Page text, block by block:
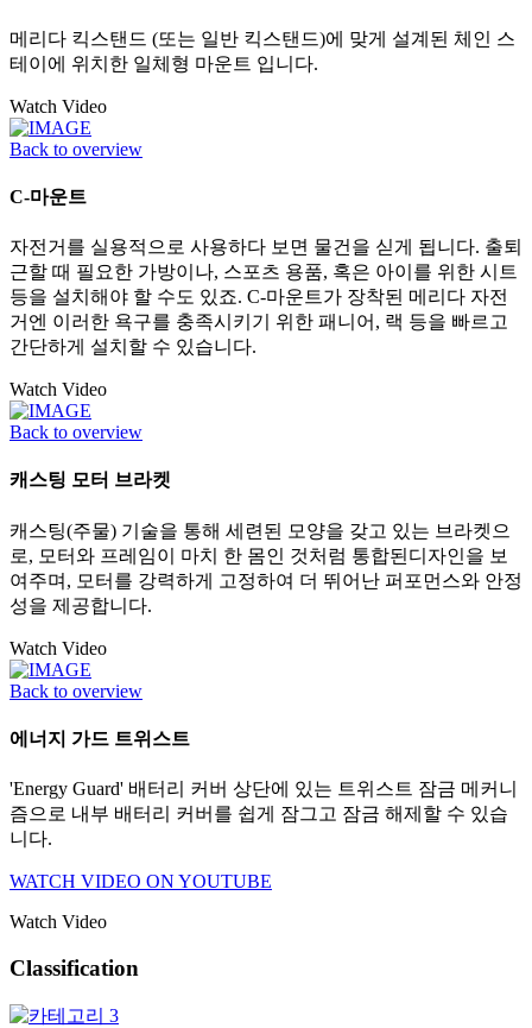
메리다 킥스탠드 (또는 일반 킥스탠드)에 맞게 설계된 체인 스
테이에 위치한 일체형 마운트 입니다.
Watch Video
Back to overview
C-마운트
자전거를 실용적으로 사용하다 보면 물건을 싣게 됩니다. 출퇴
근할 때 필요한 가방이나, 스포츠 용품, 혹은 아이를 위한 시트
등을 설치해야 할 수도 있죠. C-마운트가 장착된 메리다 자전
거엔 이러한 욕구를 충족시키기 위한 패니어, 랙 등을 빠르고
간단하게 설치할 수 있습니다.
Watch Video
Back to overview
캐스팅 모터 브라켓
캐스팅(주물) 기술을 통해 세련된 모양을 갖고 있는 브라켓으
로, 모터와 프레임이 마치 한 몸인 것처럼 통합된디자인을 보
여주며, 모터를 강력하게 고정하여 더 뛰어난 퍼포먼스와 안정
성을 제공합니다.
Watch Video
Back to overview
에너지 가드 트위스트
'Energy Guard' 배터리 커버 상단에 있는 트위스트 잠금 메커니
즘으로 내부 배터리 커버를 쉽게 잠그고 잠금 해제할 수 있습
니다.
WATCH VIDEO ON YOUTUBE
Watch Video
Classification